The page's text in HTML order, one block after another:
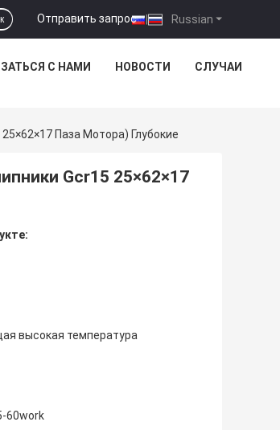
Russian
Отправить запрос |
С НАМИ НОВОСТИ СЛУЧАИ
Паза Мотора) Глубокие
Gcr15 25×62×17
высокая температура
60work